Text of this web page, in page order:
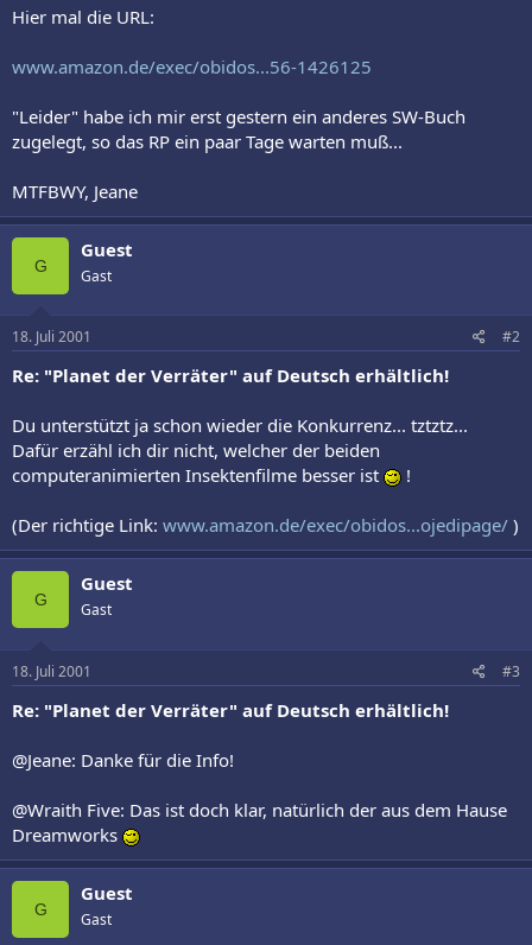
Hier mal die URL:
www.amazon.de/exec/obidos...56-1426125
"Leider" habe ich mir erst gestern ein anderes SW-Buch
zugelegt, so das RP ein paar Tage warten muß...
MTFBWY, Jeane
G
Guest
Gast
18. Juli 2001 #2
Re: "Planet der Verräter" auf Deutsch erhältlich!
Du unterstützt ja schon wieder die Konkurrenz... tztztz...
Dafür erzähl ich dir nicht, welcher der beiden
computeranimierten Insektenfilme besser ist
!
(Der richtige Link: www.amazon.de/exec/obidos...ojedipage/ )
G
Guest
Gast
18. Juli 2001 #3
Re: "Planet der Verräter" auf Deutsch erhältlich!
@Jeane: Danke für die Info!
@Wraith Five: Das ist doch klar, natürlich der aus dem Hause
Dreamworks
G
Guest
Gast